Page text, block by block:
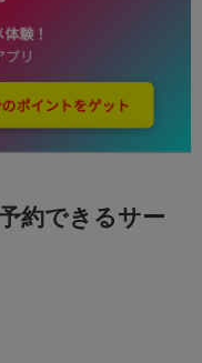
約できるサー